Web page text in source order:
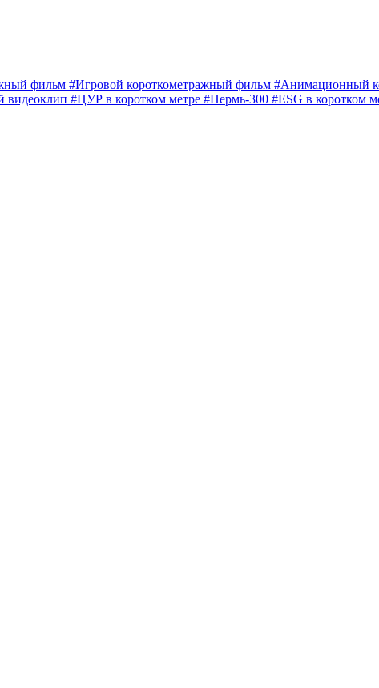
фильм #Игровой короткометражный фильм #Анимационный
видеоклип #ЦУР в коротком метре #Пермь-300 #ESG в коротком